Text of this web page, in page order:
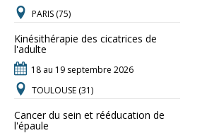
PARIS (75)
Kinésithérapie des cicatrices de
l'adulte
18 au 19 septembre 2026
TOULOUSE (31)
Cancer du sein et rééducation de
l'épaule